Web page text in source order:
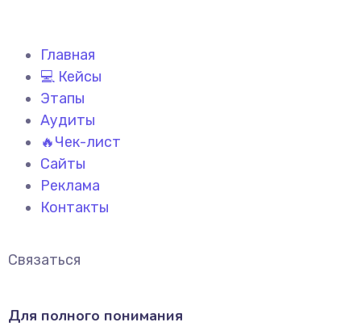
Главная
💻 Кейсы
Этапы
Аудиты
🔥Чек-лист
Сайты
Реклама
Контакты
Связаться
Для полного понимания